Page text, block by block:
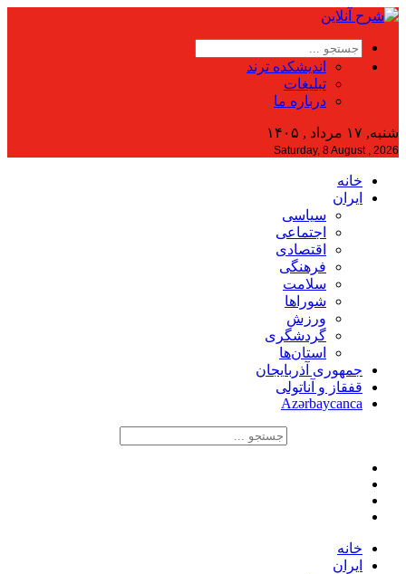
اندیشکده ترند
تبلیغات
درباره ما
شنبه, ۱۷ مرداد , ۱۴۰۵
Saturday, 8 August , 2026
خانه
ایران
سیاسی
اجتماعی
اقتصادی
فرهنگی
سلامت
شوراها
ورزش
گردشگری
استان‌ها
جمهوری آذربایجان
قفقاز و آناتولی
Azərbaycanca
خانه
ایران